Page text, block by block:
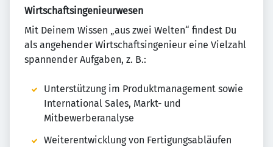
Wirtschaftsingenieurwesen
Mit Deinem Wissen „aus zwei Welten“ findest Du
als angehender Wirtschaftsingenieur eine Vielzahl
spannender Aufgaben, z. B.:
Unterstützung im Produktmanagement sowie
International Sales, Markt- und
Mitbewerberanalyse
Weiterentwicklung von Fertigungsabläufen